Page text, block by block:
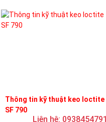
Thông tin kỹ thuật keo loctite
SF 790
Liên hệ: 0938454791